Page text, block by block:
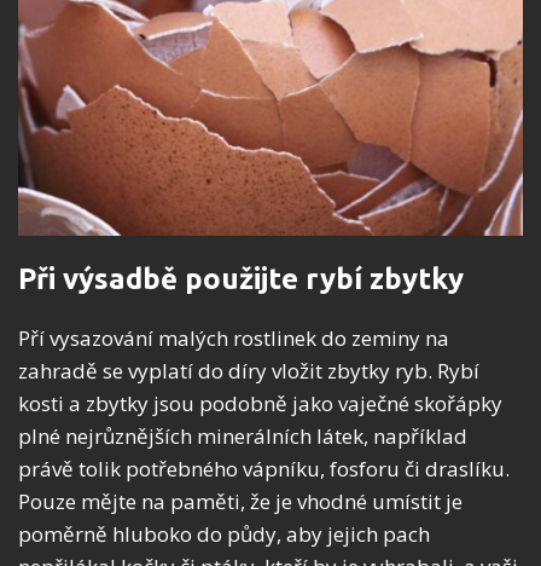
Při výsadbě použijte rybí zbytky
Pří vysazování malých rostlinek do zeminy na
zahradě se vyplatí do díry vložit zbytky ryb. Rybí
kosti a zbytky jsou podobně jako vaječné skořápky
plné nejrůznějších minerálních látek, například
právě tolik potřebného vápníku, fosforu či draslíku.
Pouze mějte na paměti, že je vhodné umístit je
poměrně hluboko do půdy, aby jejich pach